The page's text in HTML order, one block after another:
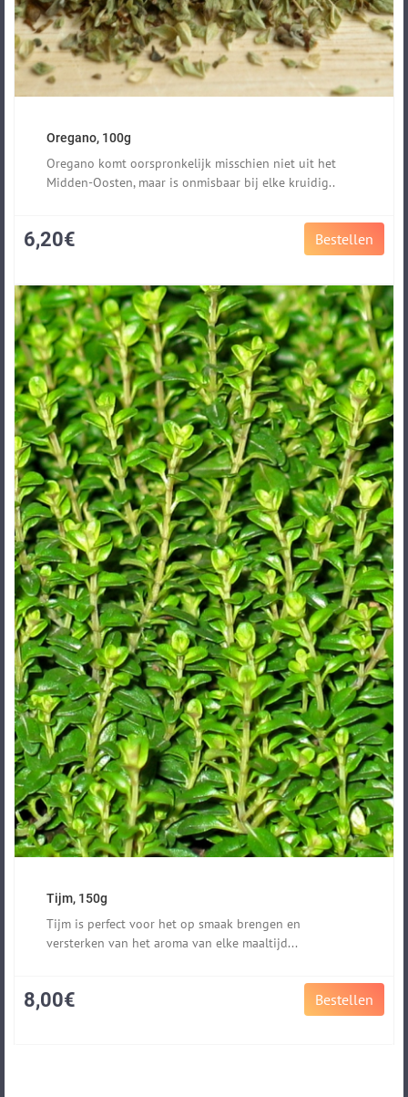
Oregano, 100g
Oregano komt oorspronkelijk misschien niet uit het
Midden-Oosten, maar is onmisbaar bij elke kruidig..
Bestellen
6,20€
Tijm, 150g
Tijm is perfect voor het op smaak brengen en
versterken van het aroma van elke maaltijd...
Bestellen
8,00€